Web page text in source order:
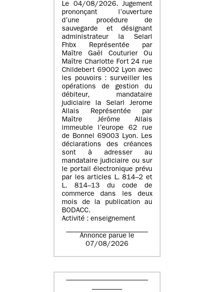
Le 04/08/2026. Jugement
prononçant l’ouverture
d’une procédure de
sauvegarde et désignant
administrateur la Selarl
Fhbx Représentée par
Maître Gaël Couturier Ou
Maître Charlotte Fort 24 rue
Childebert 69002 Lyon avec
les pouvoirs : surveiller les
opérations de gestion du
débiteur, mandataire
judiciaire la Selarl Jerome
Allais Représentée par
Maître Jérôme Allais
immeuble l’europe 62 rue
de Bonnel 69003 Lyon. Les
déclarations des créances
sont à adresser au
mandataire judiciaire ou sur
le portail électronique prévu
par les articles L. 814–2 et
L. 814–13 du code de
commerce dans les deux
mois de la publication au
BODACC.
Activité : enseignement
Annonce parue le
07/08/2026